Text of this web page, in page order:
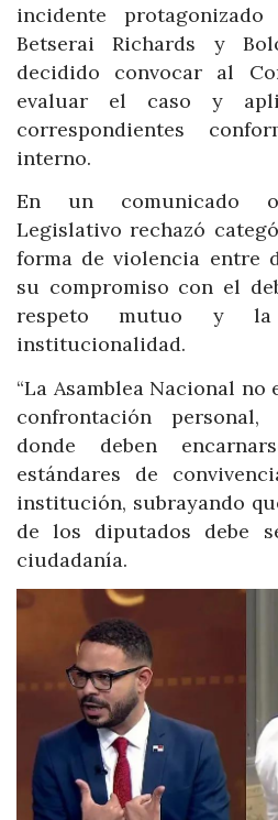
incidente
Betserai Richards y
decidido convocar al
evaluar el caso y
correspondientes
interno.
En un comunicado
Legislativo rechazó
forma de violencia entre
su compromiso con el
respeto mutuo y
institucionalidad.
“La Asamblea Nacional
confrontación
donde deben
estándares de
institución, subrayando
de los diputados debe
ciudadanía.